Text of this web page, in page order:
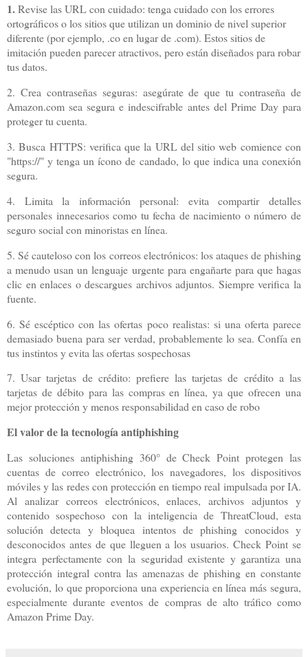
1.Revise las URL con cuidado: tenga cuidado con los errores
ortográficos o los sitios que utilizan un dominio de nivel superior
diferente (por ejemplo, .co en lugar de .com). Estos sitios de
imitación pueden parecer atractivos, pero están diseñados para robar
tus datos.
2. Crea contraseñas seguras: asegúrate de que tu contraseña de
Amazon.com sea segura e indescifrable antes del Prime Day para
proteger tu cuenta.
3. Busca HTTPS: verifica que la URL del sitio web comience con
"https://" y tenga un ícono de candado, lo que indica una conexión
segura.
4. Limita la información personal: evita compartir detalles
personales innecesarios como tu fecha de nacimiento o número de
seguro social con minoristas en línea.
5. Sé cauteloso con los correos electrónicos: los ataques de phishing
a menudo usan un lenguaje urgente para engañarte para que hagas
clic en enlaces o descargues archivos adjuntos. Siempre verifica la
fuente.
6. Sé escéptico con las ofertas poco realistas: si una oferta parece
demasiado buena para ser verdad, probablemente lo sea. Confía en
tus instintos y evita las ofertas sospechosas
7. Usar tarjetas de crédito: prefiere las tarjetas de crédito a las
tarjetas de débito para las compras en línea, ya que ofrecen una
mejor protección y menos responsabilidad en caso de robo
El valor de la tecnología antiphishing
Las soluciones antiphishing 360° de Check Point protegen las
cuentas de correo electrónico, los navegadores, los dispositivos
móviles y las redes con protección en tiempo real impulsada por IA.
Al analizar correos electrónicos, enlaces, archivos adjuntos y
contenido sospechoso con la inteligencia de ThreatCloud, esta
solución detecta y bloquea intentos de phishing conocidos y
desconocidos antes de que lleguen a los usuarios. Check Point se
integra perfectamente con la seguridad existente y garantiza una
protección integral contra las amenazas de phishing en constante
evolución, lo que proporciona una experiencia en línea más segura,
especialmente durante eventos de compras de alto tráfico como
Amazon Prime Day.